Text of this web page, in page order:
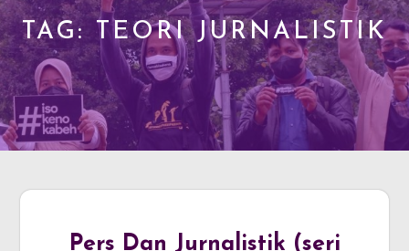
TAG: TEORI JURNALISTIK
Pers Dan Jurnalistik (seri